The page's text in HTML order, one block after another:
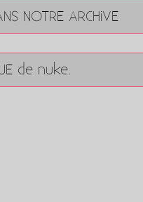
NOTRE ARCHiVE
de nuke.